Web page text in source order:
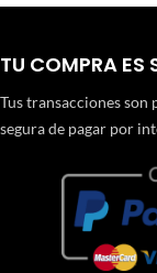
TU COMPRA ES
Tus transacciones son
segura de pagar por